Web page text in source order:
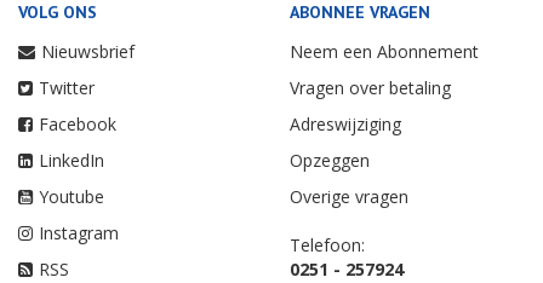
VOLG ONS
Nieuwsbrief
Twitter
Facebook
LinkedIn
Youtube
Instagram
RSS
ABONNEE VRAGEN
Neem een Abonnement
Vragen over betaling
Adreswijziging
Opzeggen
Overige vragen
Telefoon:
0251 - 257924